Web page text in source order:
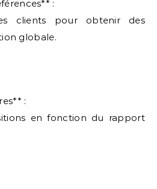
:
clients pour obtenir des
globale.
:
en fonction du rapport